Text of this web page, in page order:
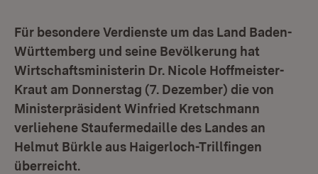
Für besondere Verdienste um das Land Baden-
Württemberg und seine Bevölkerung hat
Wirtschaftsministerin Dr. Nicole Hoffmeister-
Kraut am Donnerstag (7. Dezember) die von
Ministerpräsident Winfried Kretschmann
verliehene Staufermedaille des Landes an
Helmut Bürkle aus Haigerloch-Trillfingen
überreicht.